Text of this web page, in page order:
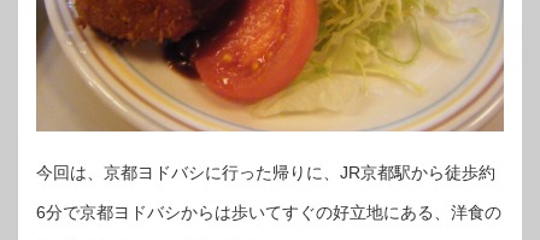
今回は、京都ヨドバシに行った帰りに、JR京都駅から徒歩約
6分で京都ヨドバシからは歩いてすぐの好立地にある、洋食の